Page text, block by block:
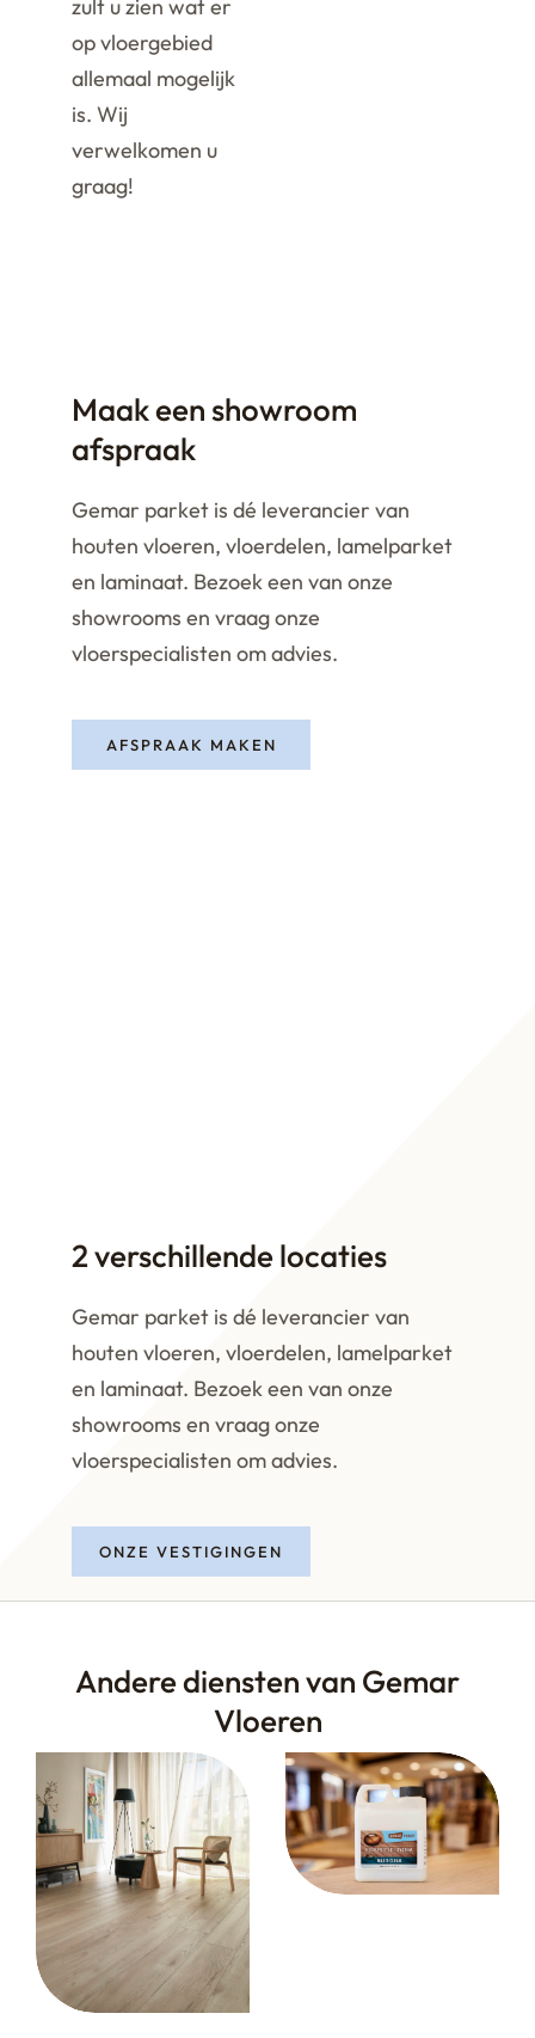
zult u zien wat er
op vloergebied
allemaal mogelijk
is. Wij
verwelkomen u
graag!
Maak een showroom
afspraak
Gemar parket is dé leverancier van
houten vloeren, vloerdelen, lamelparket
en laminaat. Bezoek een van onze
showrooms en vraag onze
vloerspecialisten om advies.
AFSPRAAK MAKEN
2 verschillende locaties
Gemar parket is dé leverancier van
houten vloeren, vloerdelen, lamelparket
en laminaat. Bezoek een van onze
showrooms en vraag onze
vloerspecialisten om advies.
ONZE VESTIGINGEN
Andere diensten van Gemar
Vloeren